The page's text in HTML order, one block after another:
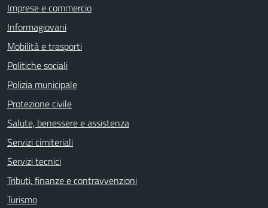
Imprese e commercio
Informagiovani
Mobilità e trasporti
Politiche sociali
Polizia municipale
Protezione civile
Salute, benessere e assistenza
Servizi cimiteriali
Servizi tecnici
Tributi, finanze e contravvenzioni
Turismo